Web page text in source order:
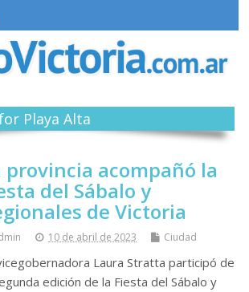
Playa Alta
provincia acompañó la
del Sábalo y
de Victoria
10 de abril de 2023 Ciudad
Laura Stratta participó de
edición de la Fiesta del Sábalo y